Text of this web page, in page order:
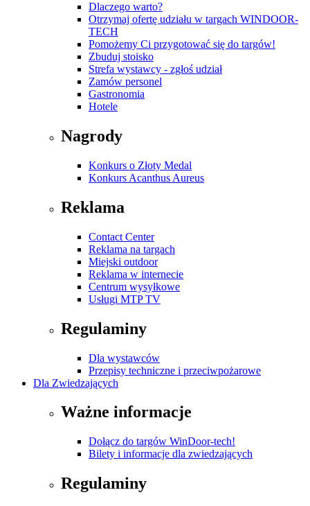
Dlaczego warto?
Otrzymaj ofertę udziału w targach WINDOOR-
TECH
Pomożemy Ci przygotować się do targów!
Zbuduj stoisko
Strefa wystawcy - zgłoś udział
Zamów personel
Gastronomia
Hotele
Nagrody
Konkurs o Złoty Medal
Konkurs Acanthus Aureus
Reklama
Contact Center
Reklama na targach
Miejski outdoor
Reklama w internecie
Centrum wysyłkowe
Usługi MTP TV
Regulaminy
Dla wystawców
Przepisy techniczne i przeciwpożarowe
Dla Zwiedzających
Ważne informacje
Dołącz do targów WinDoor-tech!
Bilety i informacje dla zwiedzających
Regulaminy